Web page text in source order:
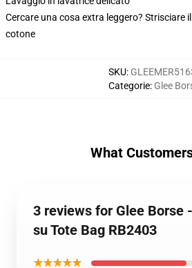
Cercare una cosa extra leggero? Strisciare
cotone
SKU:
Categorie: Glee
What
3 reviews for Glee Borse
su Tote Bag RB2403
★★★★★